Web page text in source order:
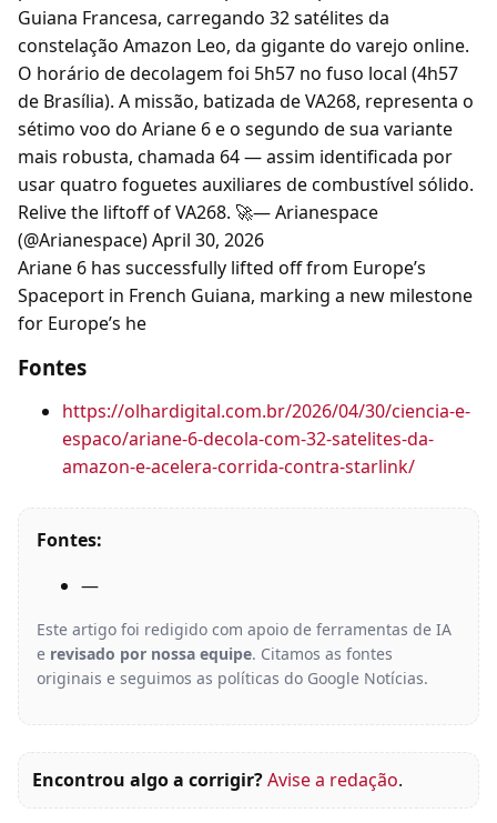
Guiana Francesa, carregando 32 satélites da
constelação Amazon Leo, da gigante do varejo online.
O horário de decolagem foi 5h57 no fuso local (4h57
de Brasília). A missão, batizada de VA268, representa o
sétimo voo do Ariane 6 e o segundo de sua variante
mais robusta, chamada 64 — assim identificada por
usar quatro foguetes auxiliares de combustível sólido.
Relive the liftoff of VA268. 🚀— Arianespace
(@Arianespace) April 30, 2026
Ariane 6 has successfully lifted off from Europe’s
Spaceport in French Guiana, marking a new milestone
for Europe’s he
Fontes
https://olhardigital.com.br/2026/04/30/ciencia-e-
espaco/ariane-6-decola-com-32-satelites-da-
amazon-e-acelera-corrida-contra-starlink/
Fontes:
—
Este artigo foi redigido com apoio de ferramentas de IA
e revisado por nossa equipe. Citamos as fontes
originais e seguimos as políticas do Google Notícias.
Encontrou algo a corrigir?Avise a redação.